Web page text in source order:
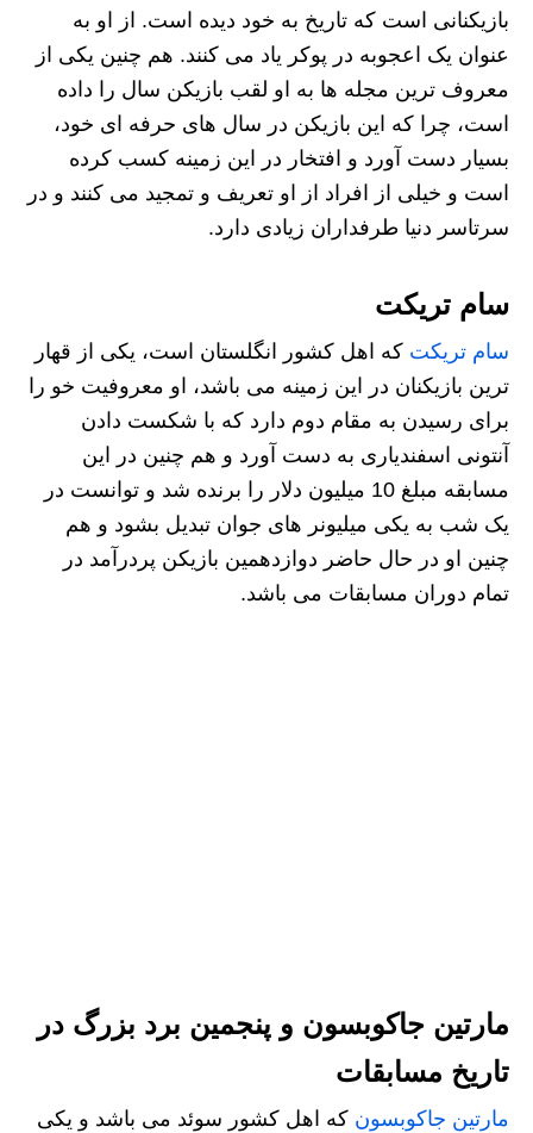
بازیکنانی است که تاریخ به خود دیده است. از او به
عنوان یک اعجوبه در پوکر یاد می کنند. هم چنین یکی از
معروف ترین مجله ها به او لقب بازیکن سال را داده
است، چرا که این بازیکن در سال های حرفه ای خود،
بسیار دست آورد و افتخار در این زمینه کسب کرده
است و خیلی از افراد از او تعریف و تمجید می کنند و در
سرتاسر دنیا طرفداران زیادی دارد.
سام تریکت
سام تریکت که اهل کشور انگلستان است، یکی از قهار
ترین بازیکنان در این زمینه می باشد، او معروفیت خو را
برای رسیدن به مقام دوم دارد که با شکست دادن
آنتونی اسفندیاری به دست آورد و هم چنین در این
مسابقه مبلغ 10 میلیون دلار را برنده شد و توانست در
یک شب به یکی میلیونر های جوان تبدیل بشود و هم
چنین او در حال حاضر دوازدهمین بازیکن پردرآمد در
تمام دوران مسابقات می باشد.
مارتین جاکوبسون و پنجمین برد بزرگ در
تاریخ مسابقات
مارتین جاکوبسون که اهل کشور سوئد می باشد و یکی